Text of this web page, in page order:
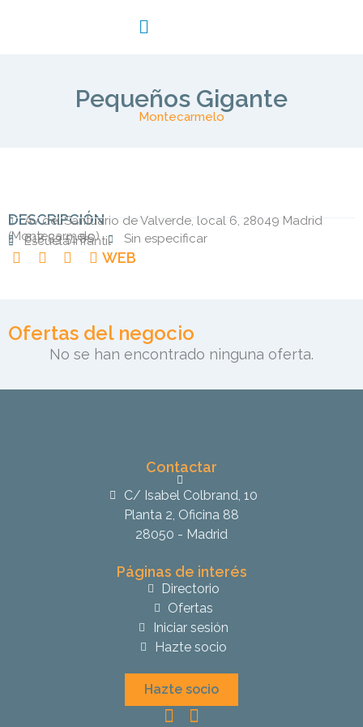
Pequeños Gigante
Montecarmelo
DESCRIPCIÓN
Av del Santuario de Valverde, local 6, 28049 Madrid
(Montecarmelo)
618 83 51 86 Sin especificar
Escuela Infantil
WEB
Ofertas del negocio
No se han encontrado ninguna oferta.
Contactar
C/ Isabel Colbrand, 10
Planta 2, Oficina 88
28050 - Madrid
Páginas de interés
Directorio
Ofertas
Iniciar sesión
Hazte socio
Hazte socio